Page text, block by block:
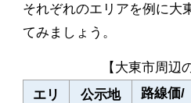
それぞれのエリアを例に大
てみましょう。
【大東市周辺
エリ
公示地
路線価/